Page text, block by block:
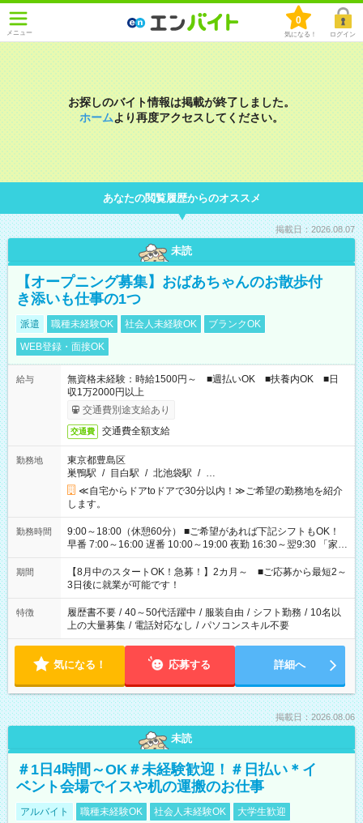
メニュー
0
気になる！ ログイン
お探しのバイト情報は掲載が終了しました。
ホームより再度アクセスしてください。
あなたの閲覧履歴からのオススメ
掲載日：2026.08.07
未読
【オープニング募集】おばあちゃんのお散歩付
き添いも仕事の1つ
派遣 職種未経験OK 社会人未経験OK
ブランクOK
WEB登録・面接OK
給与
無資格未経験：時給1500円～ ■週払いOK ■扶養内OK ■日
収1万2000円以上
交通費別途支給あり
交通費 交通費全額支給
勤務地
東京都豊島区
巣鴨駅 / 目白駅 / 北池袋駅 / …
≪自宅からドアtoドアで30分以内！≫ご希望の勤務地を紹介
します。
勤務時間
9:00～18:00（休憩60分） ■ご希望があれば下記シフトもOK！
早番 7:00～16:00 遅番 10:00～19:00 夜勤 16:30～翌9:30 「家族
と休みを合わせたい」 「余裕を持って夕飯の準備がしたい」
「できれば残業はしたくない」 など、ご希望を教えてください
ね。 ※Wワーク希望の方へ 今ご覧のお仕事で希望する勤務時間
と、もう1つのお仕事の勤務時間。 合計で週40時間を超える場
合は応募できません。
期間
【8月中のスタートOK！急募！】2カ月～ ■ご応募から最短2～
3日後に就業が可能です！
特徴 履歴書不要 / 40～50代活躍中 / 服装自由 / シフト勤務 / 10名以
上の大量募集 / 電話対応なし / パソコンスキル不要
気になる！ 応募する 詳細へ
掲載日：2026.08.06
未読
＃1日4時間～OK＃未経験歓迎！＃日払い＊イ
ベント会場でイスや机の運搬のお仕事
アルバイト 職種未経験OK 社会人未経験OK
大学生歓迎